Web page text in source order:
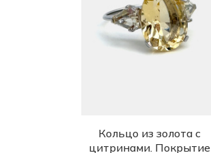
Кольцо из золота с
цитринами. Покрытие